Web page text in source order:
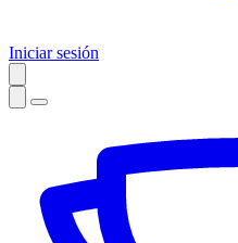
Iniciar sesión